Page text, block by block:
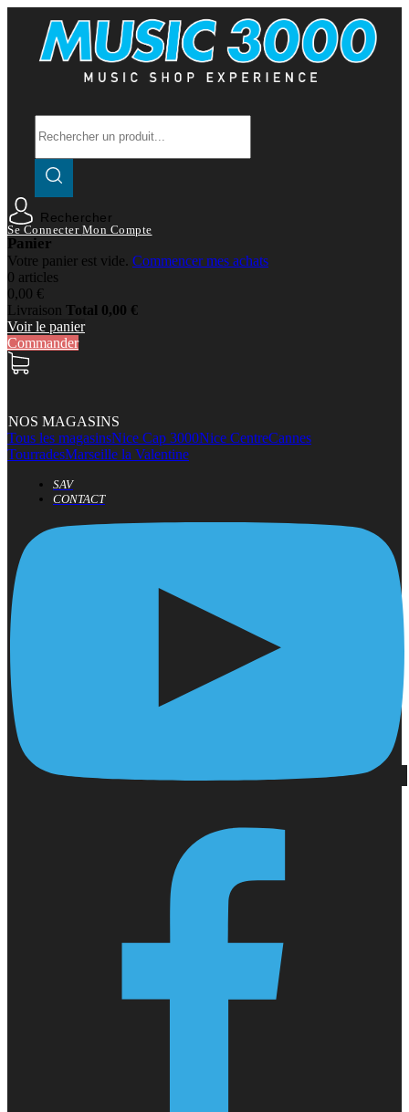
Rechercher
Se Connecter Mon Compte
Panier
Votre panier est vide. Commencer mes achats
0 articles
0,00 €
Livraison Total 0,00 €
Voir le panier
Commander
NOS MAGASINS
Tous les magasinsNice Cap 3000Nice CentreCannes
TourradesMarseille la Valentine
SAV
CONTACT